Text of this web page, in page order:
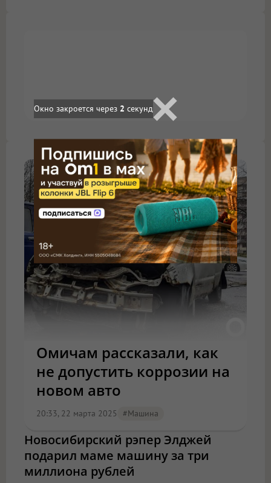
Омичам рассказали, как
не допустить коррозии на
новом авто
20:33, 22 марта 2025 #машина
Новосибирский рэпер Элджей
подарил маме машину за три
миллиона рублей
Окно закроется через 1 секунд